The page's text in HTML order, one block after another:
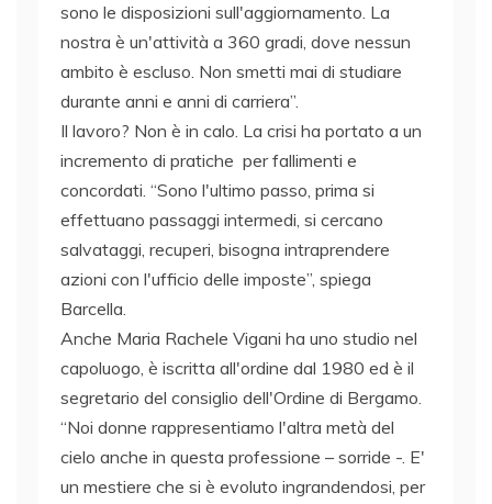
sono le disposizioni sull'aggiornamento. La
nostra è un'attività a 360 gradi, dove nessun
ambito è escluso. Non smetti mai di studiare
durante anni e anni di carriera”.
Il lavoro? Non è in calo. La crisi ha portato a un
incremento di pratiche per fallimenti e
concordati. “Sono l'ultimo passo, prima si
effettuano passaggi intermedi, si cercano
salvataggi, recuperi, bisogna intraprendere
azioni con l'ufficio delle imposte”, spiega
Barcella.
Anche Maria Rachele Vigani ha uno studio nel
capoluogo, è iscritta all'ordine dal 1980 ed è il
segretario del consiglio dell'Ordine di Bergamo.
“Noi donne rappresentiamo l'altra metà del
cielo anche in questa professione – sorride -. E'
un mestiere che si è evoluto ingrandendosi, per